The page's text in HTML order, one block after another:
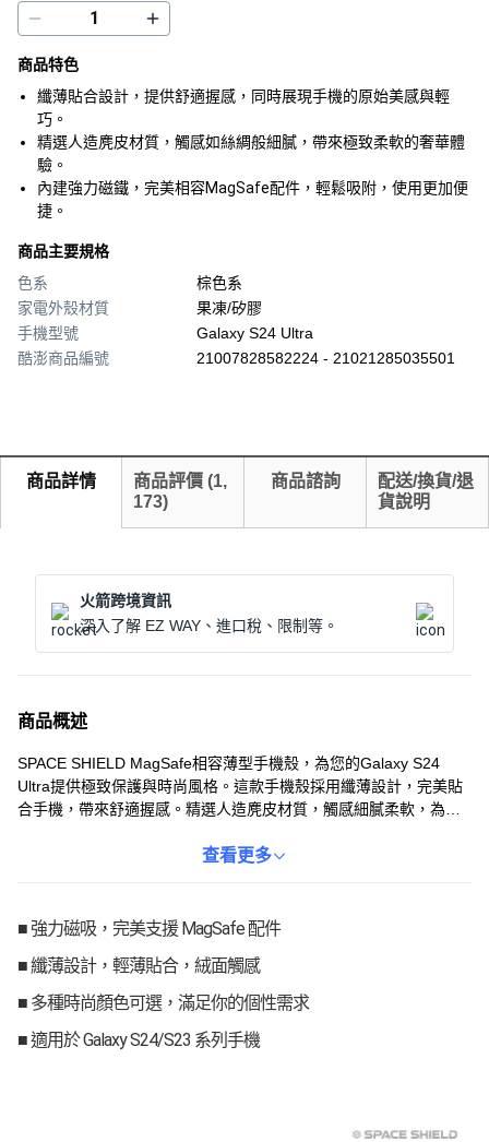
商品特色
纖薄貼合設計，提供舒適握感，同時展現手機的原始美感與輕
巧。
精選人造麂皮材質，觸感如絲綢般細膩，帶來極致柔軟的奢華體
驗。
內建強力磁鐵，完美相容MagSafe配件，輕鬆吸附，使用更加便
捷。
商品主要規格
色系
棕色系
家電外殼材質
果凍/矽膠
手機型號
Galaxy S24 Ultra
酷澎商品編號
21007828582224 - 21021285035501
商品詳情 商品評價 (1,
173)
商品諮詢
配送/換貨/退
貨說明
火箭跨境資訊
深入了解 EZ WAY、進口稅、限制等。
商品概述
SPACE SHIELD MagSafe相容薄型手機殼，為您的Galaxy S24
Ultra提供極致保護與時尚風格。這款手機殼採用纖薄設計，完美貼
合手機，帶來舒適握感。精選人造麂皮材質，觸感細膩柔軟，為您
鬆使用各種充電器和支架。手機殼邊緣採用TPU材質，有效吸收並
查看更多
■ 強力磁吸，完美支援 MagSafe 配件
■ 纖薄設計，輕薄貼合，絨面觸感
■ 多種時尚顏色可選，滿足你的個性需求
■ 適用於 Galaxy S24/S23 系列手機